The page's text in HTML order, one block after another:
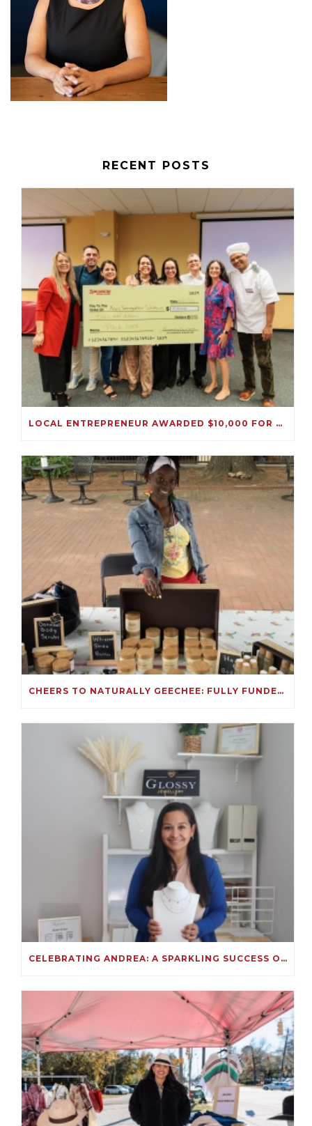
RECENT POSTS
LOCAL ENTREPRENEUR AWARDED $10,000 FOR HER IMMIGRATION SOLUTIONS BUSINESS
CHEERS TO NATURALLY GEECHEE: FULLY FUNDED ON KIVA!
CELEBRATING ANDREA: A SPARKLING SUCCESS ON KIVA!